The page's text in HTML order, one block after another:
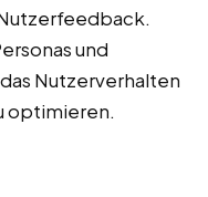
und
Nutzerverhalten
optimieren.